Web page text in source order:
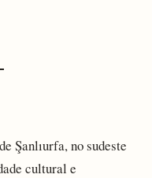
Şanlıurfa, no sudeste
cultural e